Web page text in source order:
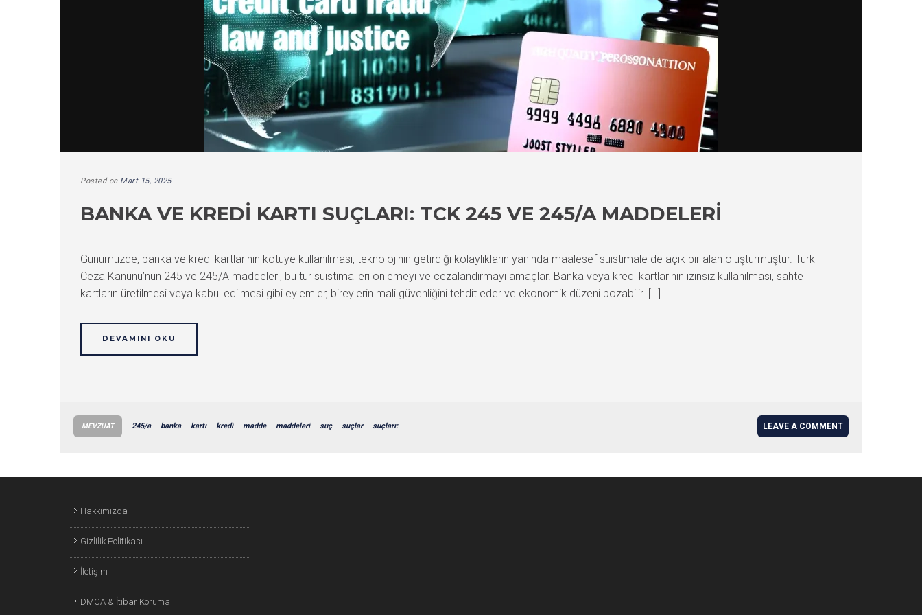
Posted on Mart 15, 2025
BANKA VE KREDI KARTI SUÇLARI: TCK 245 VE 245/A MADDELERI
Günümüzde, banka ve kredi kartlarının kötüye kullanılması, teknolojinin getirdiği kolaylıkların yanında maalesef suistimale de açık bir alan oluşturmuştur. Türk
Ceza Kanunu’nun 245 ve 245/A maddeleri, bu tür suistimalleri önlemeyi ve cezalandırmayı amaçlar. Banka veya kredi kartlarının izinsiz kullanılması, sahte
kartların üretilmesi veya kabul edilmesi gibi eylemler, bireylerin mali güvenliğini tehdit eder ve ekonomik düzeni bozabilir. […]
DEVAMINI OKU
MEVZUAT 245/a banka kartı kredi madde maddeleri suç suçlar suçları: LEAVE A COMMENT
Hakkımızda
Gizlilik Politikası
İletişim
DMCA & İtibar Koruma